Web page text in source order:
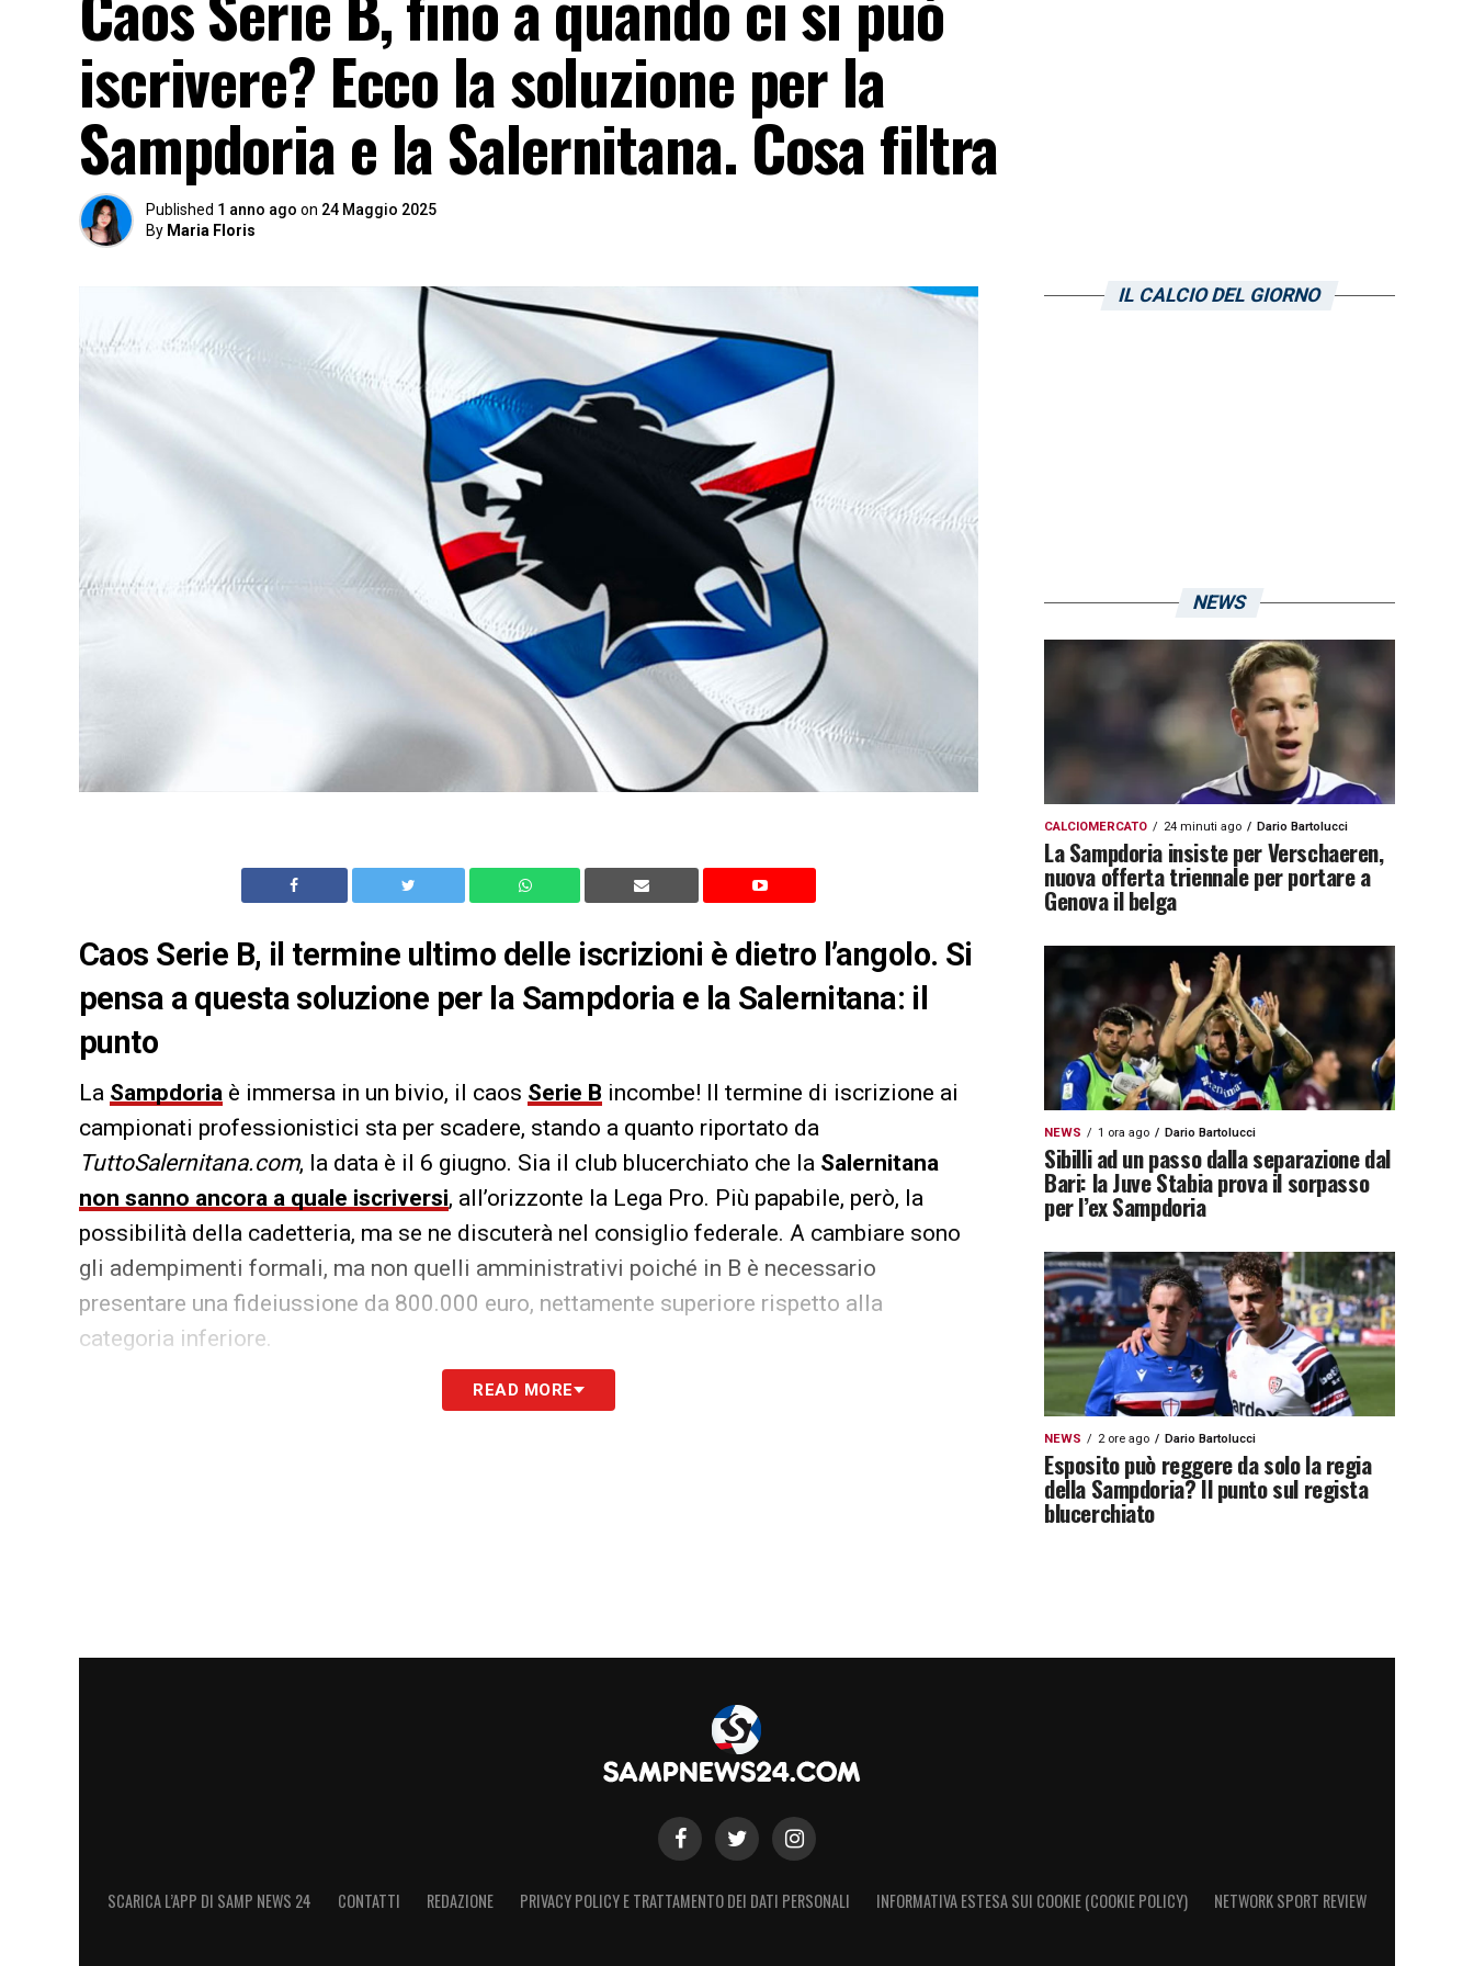
iscrivere? Ecco la soluzione per la
Sampdoria e la Salernitana. Cosa filtra
Published 1 anno ago on 24 Maggio 2025
By Maria Floris
Caos Serie B, il termine ultimo delle iscrizioni è dietro l’angolo. Si
pensa a questa soluzione per la Sampdoria e la Salernitana: il
punto
La Sampdoria è immersa in un bivio, il caos Serie B incombe! Il termine di iscrizione ai
campionati professionistici sta per scadere, stando a quanto riportato da
TuttoSalernitana.com, la data è il 6 giugno. Sia il club blucerchiato che la Salernitana
non sanno ancora a quale iscriversi, all’orizzonte la Lega Pro. Più papabile, però, la
possibilità della cadetteria, ma se ne discuterà nel consiglio federale. A cambiare sono
gli adempimenti formali, ma non quelli amministrativi poiché in B è necessario
presentare una fideiussione da 800.000 euro, nettamente superiore rispetto alla
categoria inferiore.
LA PLAYLIST DELLE NOSTRE TOP NEWS
READ MORE
IL CALCIO DEL GIORNO
NEWS
CALCIOMERCATO 24 minuti ago Dario Bartolucci
La Sampdoria insiste per Verschaeren,
nuova offerta triennale per portare a
Genova il belga
NEWS 1 ora ago Dario Bartolucci
Sibilli ad un passo dalla separazione dal
Bari: la Juve Stabia prova il sorpasso
per l’ex Sampdoria
NEWS 2 ore ago Dario Bartolucci
Esposito può reggere da solo la regia
della Sampdoria? Il punto sul regista
blucerchiato
SCARICA L’APP DI SAMP NEWS 24 CONTATTI REDAZIONE PRIVACY POLICY E TRATTAMENTO DEI DATI PERSONALI INFORMATIVA ESTESA SUI COOKIE (COOKIE POLICY) NETWORK SPORT REVIEW